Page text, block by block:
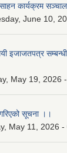
कार्यक्रम
June 10,
इजाजतपत्र
May 19, 2026
सूचना ।।
May 11, 2026 -